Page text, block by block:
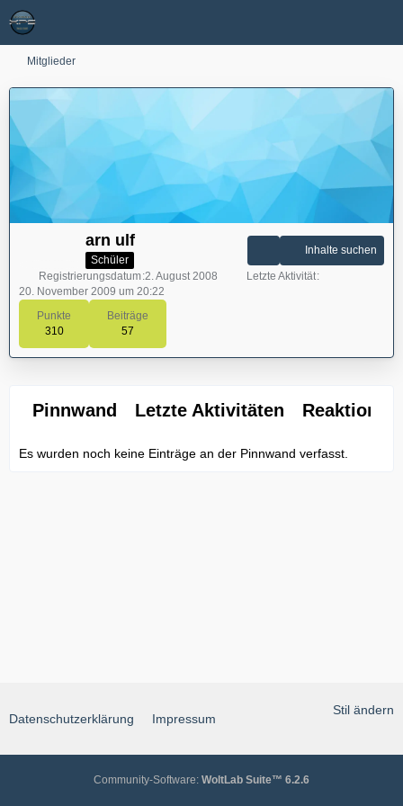
Mitglieder
arn ulf
Schüler
Punkte
310
Beiträge
57
Inhalte suchen
Registrierungsdatum 2. August 2008
Letzte Aktivität
20. November 2009 um 20:22
Pinnwand Letzte Aktivitäten Reaktionen
Es wurden noch keine Einträge an der Pinnwand verfasst.
Stil ändern
Datenschutzerklärung Impressum
Community-Software: WoltLab Suite™ 6.2.6